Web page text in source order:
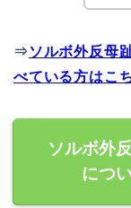
⇒ ソルボ外反母
べている方はこ
ソルボ外
につ